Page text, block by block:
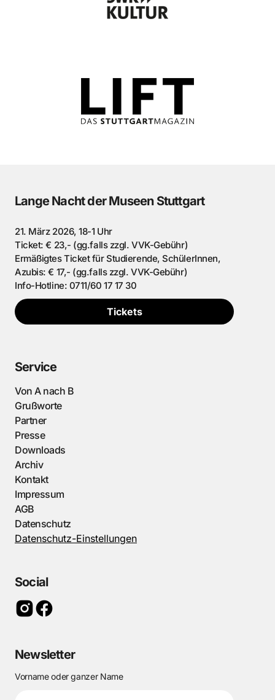
Lange Nacht der Museen Stuttgart
21. März 2026, 18-1 Uhr
Ticket: € 23,- (gg.falls zzgl. VVK-Gebühr)
Ermäßigtes Ticket für Studierende, SchülerInnen,
Azubis: € 17,- (gg.falls zzgl. VVK-Gebühr)
Info-Hotline: 0711/60 17 17 30
Tickets
Service
Von A nach B
Grußworte
Partner
Presse
Downloads
Archiv
Kontakt
Impressum
AGB
Datenschutz
Datenschutz-Einstellungen
Social
Newsletter
Vorname oder ganzer Name